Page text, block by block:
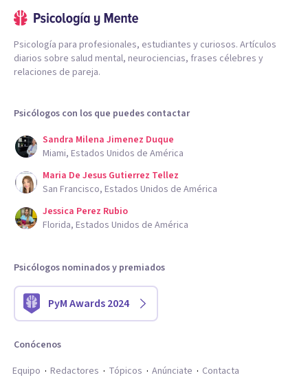
Psicología para profesionales, estudiantes y curiosos. Artículos
diarios sobre salud mental, neurociencias, frases célebres y
relaciones de pareja.
Psicólogos con los que puedes contactar
Sandra Milena Jimenez Duque
Miami, Estados Unidos de América
Maria De Jesus Gutierrez Tellez
San Francisco, Estados Unidos de América
Jessica Perez Rubio
Florida, Estados Unidos de América
Psicólogos nominados y premiados
PyM Awards 2024
Conócenos
Equipo
Redactores Tópicos Anúnciate Contacta